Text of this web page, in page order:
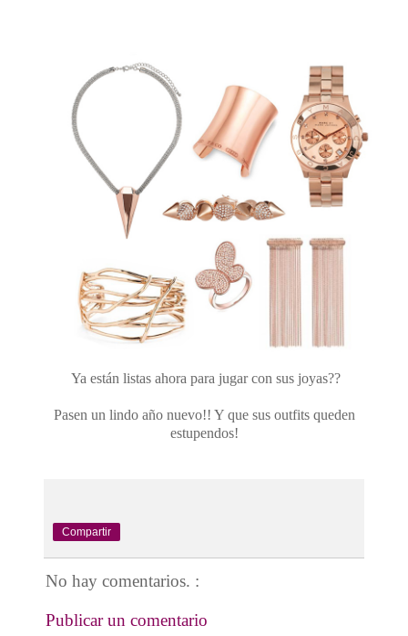
Ya están listas ahora para jugar con sus joyas??
Pasen un lindo año nuevo!! Y que sus outfits queden
estupendos!
Compartir
No hay comentarios. :
Publicar un comentario